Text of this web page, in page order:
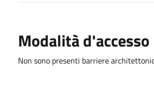
Modalità d'accesso
Non sono presenti barriere